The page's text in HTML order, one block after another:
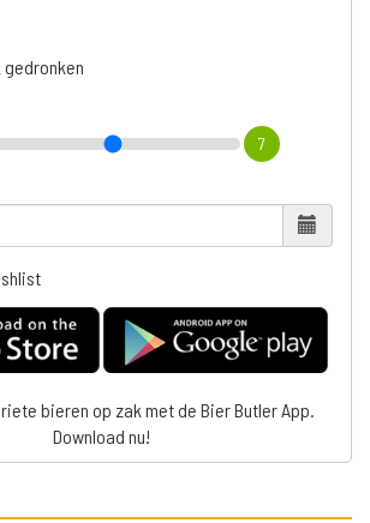
7
bieren op zak met de Bier Butler App.
Download nu!